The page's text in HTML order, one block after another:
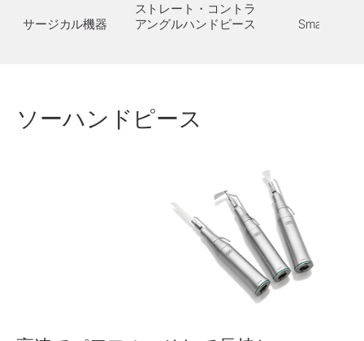
サージカル機器
ストレート・コントラ
アングルハンドピース
SmartPeg
ソーハンドピース